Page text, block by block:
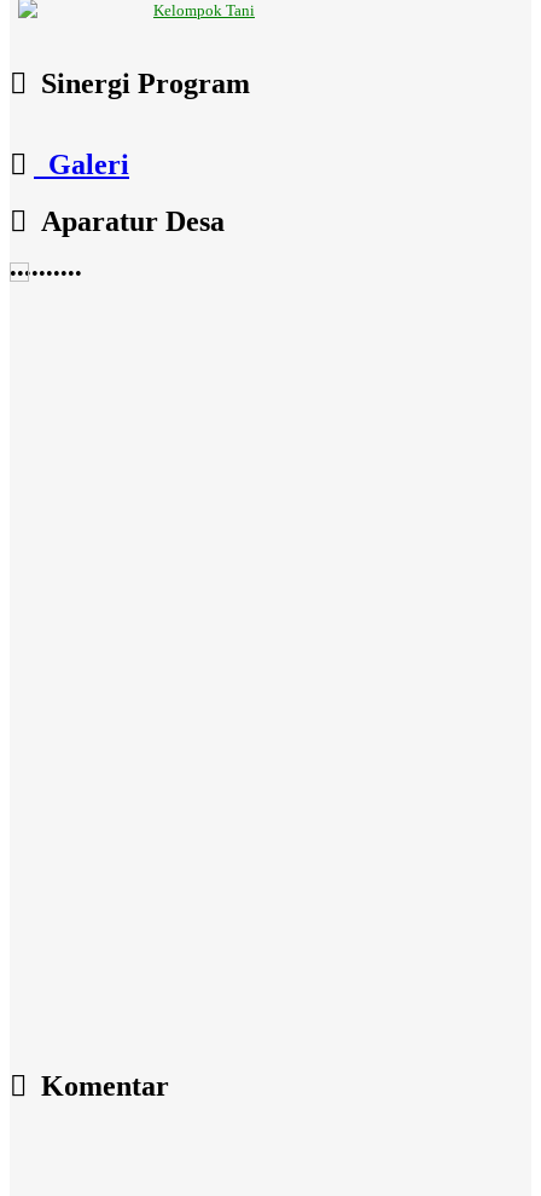
Kelompok Tani
Sinergi Program
Galeri
Aparatur Desa
••••••••••
Komentar